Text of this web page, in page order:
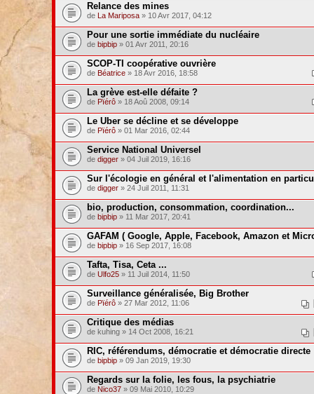
Relance des mines
de La Mariposa» 10 Avr 2017, 04:12
Pour une sortie immédiate du nucléaire
de bipbip» 01 Avr 2011, 20:16
SCOP-TI coopérative ouvrière
de Béatrice» 18 Avr 2016, 18:58
La grève est-elle défaite ?
de Pïérô» 18 Aoû 2008, 09:14
Le Uber se décline et se développe
de Pïérô» 01 Mar 2016, 02:44
Service National Universel
de digger» 04 Juil 2019, 16:16
Sur l'écologie en général et l'alimentation en
de digger» 24 Juil 2011, 11:31
bio, production, consommation, coordination...
de bipbip» 11 Mar 2017, 20:41
GAFAM ( Google, Apple, Facebook, Amazon et
de bipbip» 16 Sep 2017, 16:08
Tafta, Tisa, Ceta ...
de Ulfo25» 11 Juil 2014, 11:50
Surveillance généralisée, Big Brother
de Pïérô» 27 Mar 2012, 11:06
Critique des médias
de kuhing » 14 Oct 2008, 16:21
RIC, référendums, démocratie et démocratie directe
de bipbip» 09 Jan 2019, 19:30
Regards sur la folie, les fous, la psychiatrie
de Nico37» 09 Mai 2010, 10:29